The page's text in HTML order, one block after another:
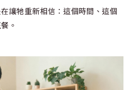
讓牠重新相信：這個時間、這個
。